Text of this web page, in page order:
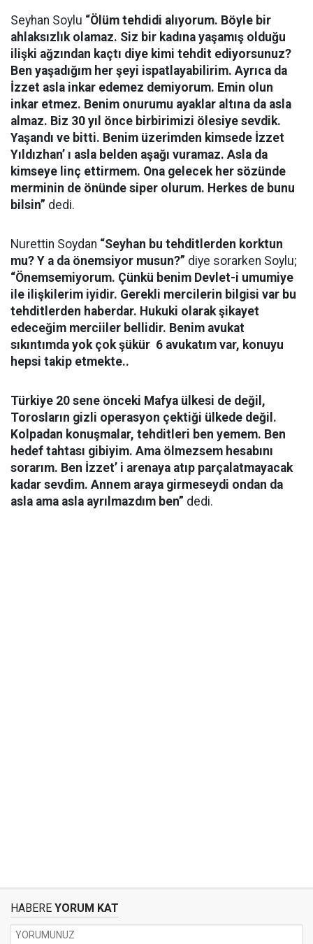
Seyhan Soylu “Ölüm tehdidi alıyorum. Böyle bir
ahlaksızlık olamaz. Siz bir kadına yaşamış olduğu
ilişki ağzından kaçtı diye kimi tehdit ediyorsunuz?
Ben yaşadığım her şeyi ispatlayabilirim. Ayrıca da
İzzet asla inkar edemez demiyorum. Emin olun
inkar etmez. Benim onurumu ayaklar altına da asla
almaz. Biz 30 yıl önce birbirimizi ölesiye sevdik.
Yaşandı ve bitti. Benim üzerimden kimsede İzzet
Yıldızhan’ ı asla belden aşağı vuramaz. Asla da
kimseye linç ettirmem. Ona gelecek her sözünde
merminin de önünde siper olurum. Herkes de bunu
bilsin” dedi.
Nurettin Soydan “Seyhan bu tehditlerden korktun
mu? Y a da önemsiyor musun?” diye sorarken Soylu;
“Önemsemiyorum. Çünkü benim Devlet-i umumiye
ile ilişkilerim iyidir. Gerekli mercilerin bilgisi var bu
tehditlerden haberdar. Hukuki olarak şikayet
edeceğim merciiler bellidir. Benim avukat
sıkıntımda yok çok şükür 6 avukatım var, konuyu
hepsi takip etmekte..
Türkiye 20 sene önceki Mafya ülkesi de değil,
Torosların gizli operasyon çektiği ülkede değil.
Kolpadan konuşmalar, tehditleri ben yemem. Ben
hedef tahtası gibiyim. Ama ölmezsem hesabını
sorarım. Ben İzzet’ i arenaya atıp parçalatmayacak
kadar sevdim. Annem araya girmeseydi ondan da
asla ama asla ayrılmazdım ben” dedi.
HABERE YORUM KAT